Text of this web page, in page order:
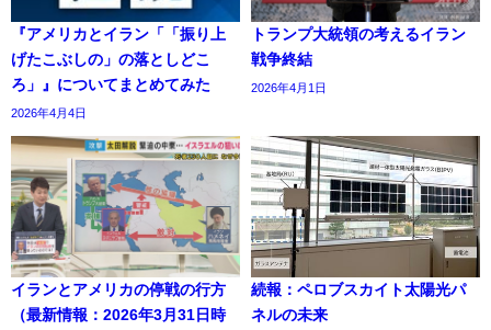
『アメリカとイラン「「振り上
げたこぶしの」の落としどこ
ろ」』についてまとめてみた
2026年4月4日
トランプ大統領の考えるイラン
戦争終結
2026年4月1日
イランとアメリカの停戦の行方
（最新情報：2026年3月31日時
続報：ペロブスカイト太陽光パ
ネルの未来